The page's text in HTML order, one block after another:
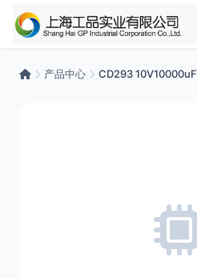
产品中心 CD293 10V10000uF